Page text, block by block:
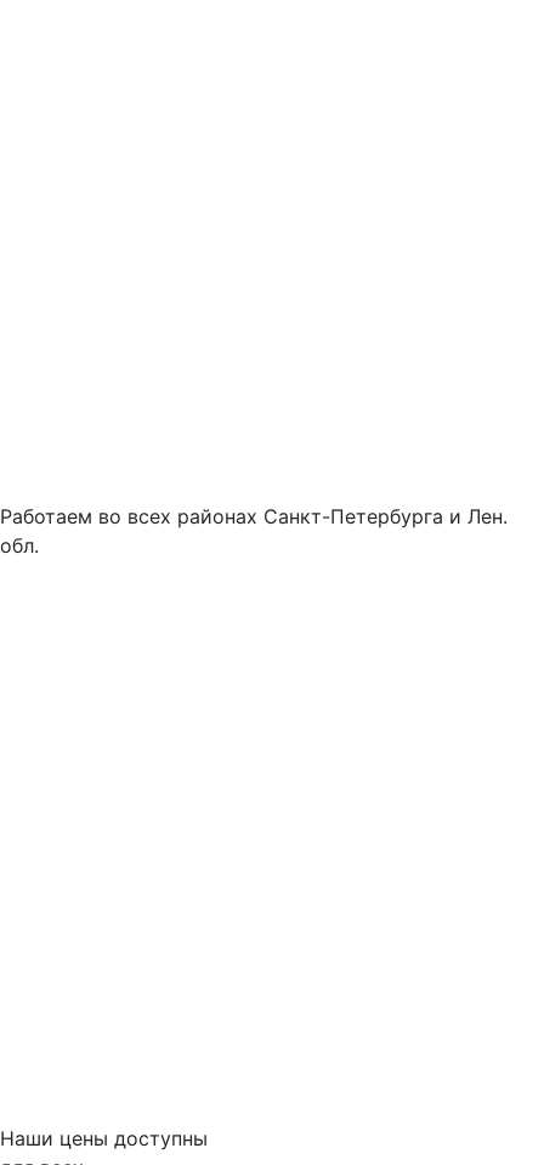
Работаем во всех районах Санкт-Петербурга и Лен.
обл.
Наши цены доступны